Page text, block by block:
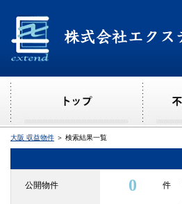
大阪 収益物件 ＞ 検索結果一覧
公開物件 0 件